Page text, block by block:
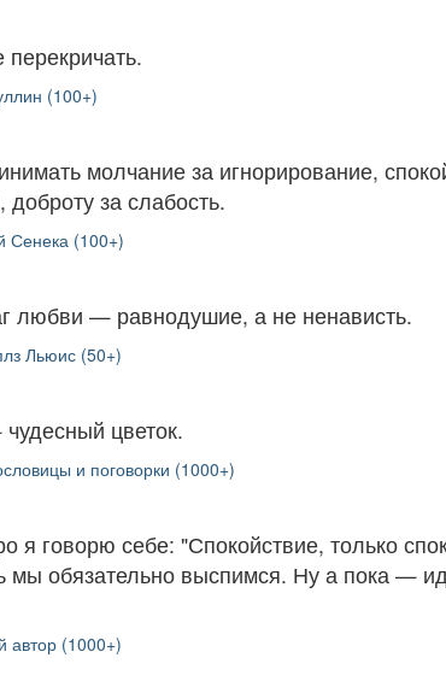
(100+)
молчание за игнорирование,
доброту за слабость.
Сенека (100+)
любви — равнодушие, а не ненависть.
Льюис (50+)
цветок.
и поговорки (1000+)
я говорю себе: "Спокойствие, только
мы обязательно выспимся. Ну а пока —
автор (1000+)